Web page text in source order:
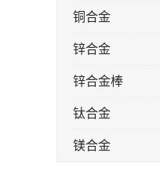
铜合金
锌合金
锌合金棒
钛合金
镁合金